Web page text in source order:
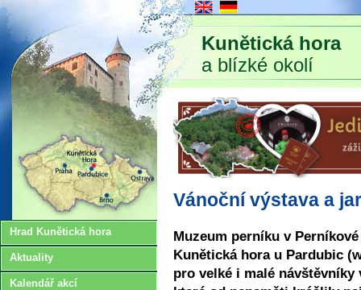
Kunětická hora
a blízké okolí
Hrad Kunětická hora
Aktuality
Kalendář akcí
Vánoční výstava a
Muzeum perníku v
Kunětická hora u Pardubic
pro velké i malé